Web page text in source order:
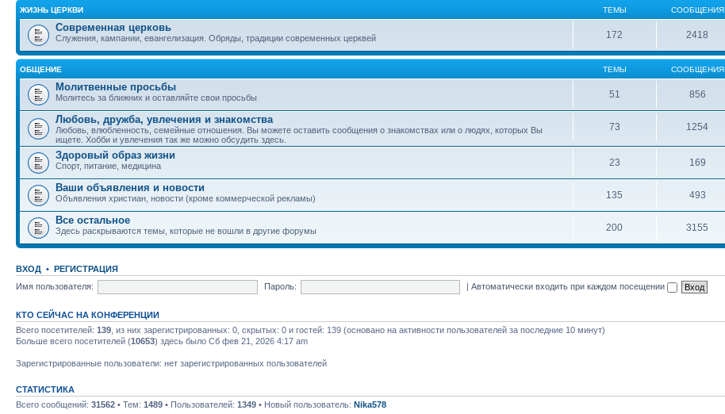
ЖИЗНЬ ЦЕРКВИ ТЕМЫ СООБЩЕНИЯ
Современная церковь
Служения, кампании, евангелизация. Обряды, традиции современных церквей 172 2418
ОБЩЕНИЕ ТЕМЫ СООБЩЕНИЯ
Молитвенные просьбы
Молитесь за ближних и оставляйте свои просьбы 51 856
Любовь, дружба, увлечения и знакомства
Любовь, влюбленность, семейные отношения. Вы можете оставить сообщения о знакомствах или о людях, которых Вы
ищете. Хобби и увлечения так же можно обсудить здесь.
73 1254
Здоровый образ жизни
Спорт, питание, медицина 23 169
Ваши объявления и новости
Объявления христиан, новости (кроме коммерческой рекламы) 135 493
Все остальное
Здесь раскрываются темы, которые не вошли в другие форумы 200 3155
ВХОД • РЕГИСТРАЦИЯ
Имя пользователя:
Пароль: |Автоматически входить при каждом посещении
КТО СЕЙЧАС НА КОНФЕРЕНЦИИ
Всего посетителей: 139 , из них зарегистрированных: 0, скрытых: 0 и гостей: 139 (основано на активности пользователей за последние 10 минут)
Больше всего посетителей (10653) здесь было Сб фев 21, 2026 4:17 am
Зарегистрированные пользователи: нет зарегистрированных пользователей
СТАТИСТИКА
Всего сообщений: 31562 • Тем: 1489 • Пользователей: 1349 • Новый пользователь: Nika578